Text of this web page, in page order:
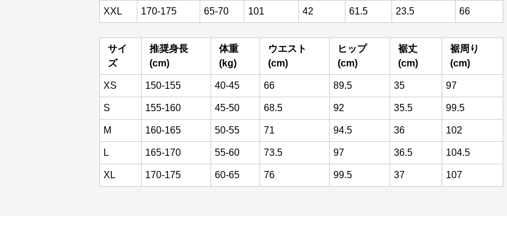
XXL 170-175 65-70 101 42 61.5 23.5 66
サイ
ズ
推奨身長
(cm)
体重
(kg)
ウエスト
(cm)
ヒップ
(cm)
裾丈
(cm)
裾周り
(cm)
XS 150-155 40-45 66 89.5 35 97
S 155-160 45-50 68.5 92 35.5 99.5
M 160-165 50-55 71 94.5 36 102
L 165-170 55-60 73.5 97 36.5 104.5
XL 170-175 60-65 76 99.5 37 107